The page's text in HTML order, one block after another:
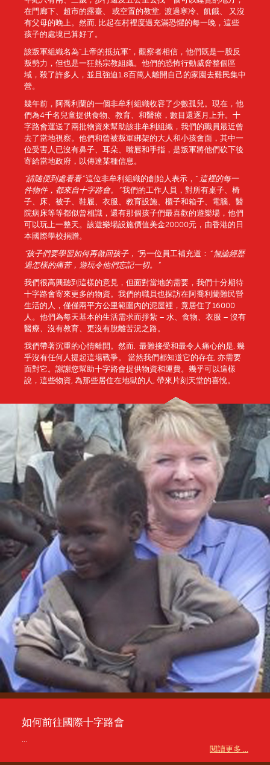
在門廊下、超市的露臺、 或空置的教堂, 渡過寒冷、飢餓、 又沒
有父母的晚上。然而, 比起在村裡度過充滿恐懼的每一晚，這些
孩子的處境已算好了。
該叛軍組織名為“上帝的抵抗軍”，觀察者相信，他們既是一股反
叛勢力，但也是一狂熱宗教組織。他們的恐怖行動威脅整個區
域，殺了許多人，並且強迫1.8百萬人離開自己的家園去難民集中
營。
幾年前，阿喬利蘭的一個非牟利組織收容了少數孤兒。現在，他
們為4千名兒童提供食物、教育、和醫療，數目還逐月上升。十
字路會運送了兩批物資來幫助該非牟利組織，我們的職員最近曾
去了當地視察。他們和曾被叛軍綁架的大人和小孩會面，其中一
位受害人已沒有鼻子、耳朵、嘴唇和手指，是叛軍將他們砍下後
寄給當地政府，以傳達某種信息。
“請隨便到處看看”這位非牟利組織的創始人表示，“ 這裡的每一
件物件，都來自十字路會。
”我們的工作人員，對所有桌子、椅
子、床、被子、鞋履、衣服、教育設施、櫃子和箱子、電腦、醫
院病床等等都似曾相識，還有那個孩子們最喜歡的遊樂場，他們
可以玩上一整天。該遊樂場設施價值美金20000元，由香港的日
本國際學校捐贈。
“孩子們要學習如何再做回孩子， ”另一位員工補充道： “無論經歷
過怎樣的痛苦， 遊玩令他們忘記一切。 ”
我們很高興聽到這樣的意見，但面對當地的需要，我們十分期待
十字路會寄來更多的物資。我們的職員也探訪在阿喬利蘭難民營
生活的人，僅僅兩平方公里範圍內的泥屋裡，竟居住了16000
人。他們為每天基本的生活需求而掙紮 – 水、食物、衣服 – 沒有
醫療、沒有教育、更沒有脫離苦況之路。
我們帶著沉重的心情離開。然而, 最難接受和最令人痛心的是, 幾
乎沒有任何人提起這場戰爭。 當然我們都知道它的存在, 亦需要
面對它。謝謝您幫助十字路會提供物資和運費。幾乎可以這樣
說，這些物資, 為那些居住在地獄的人, 帶來片刻天堂的喜悅。
如何前往國際十字路會
...
閱讀更多 ...